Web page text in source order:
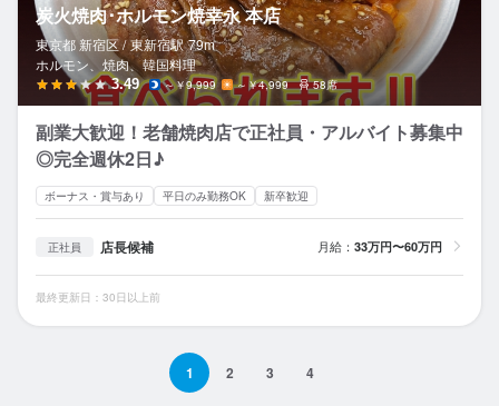
炭火焼肉･ホルモン焼幸永 本店
東京都 新宿区 / 東新宿駅 79m
ホルモン、焼肉、韓国料理
3.49 ～￥9,999 ～￥4,999 58席
副業大歓迎！老舗焼肉店で正社員・アルバイト募集中
◎完全週休2日♪
ボーナス・賞与あり 平日のみ勤務OK 新卒歓迎
正社員 店長候補 月給： 33万円〜60万円
最終更新日：30日以上前
1 2 3 4